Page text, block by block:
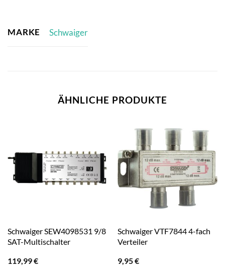
MARKE Schwaiger
ÄHNLICHE PRODUKTE
Schwaiger SEW4098531 9/8
SAT-Multischalter
119,99€
Schwaiger VTF7844 4-fach
Verteiler
9,95€